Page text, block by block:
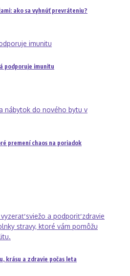
ako sa vyhnúť prevráteniu?
podporuje imunitu
premení chaos na poriadok
krásu a zdravie počas leta